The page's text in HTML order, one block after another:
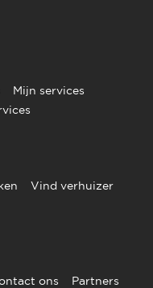
Mijn services
Vind verhuizer
ons Partners